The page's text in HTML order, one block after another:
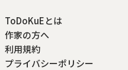
ToDoKuEとは
作家の方へ
利用規約
プライバシーポリシー